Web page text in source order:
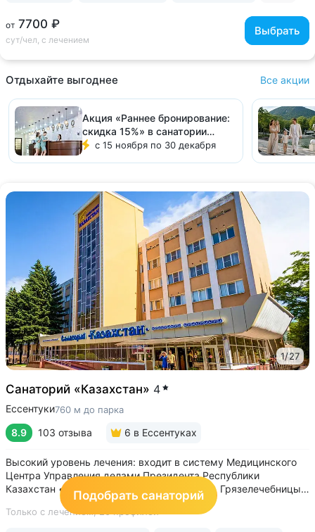
от 7700 ₽
сут/чел, с лечением
Выбрать
Отдыхайте выгоднее Все акции
Акция «Раннее бронирование:
скидка 15%» в санатории
«Солнечный»
с 15 ноября по 30 декабря
1/27
Санаторий «Казахстан» 4
Ессентуки760 м до парка
8.9 103 отзыва 6 в Ессентуках
Высокий уровень лечения: входит в систему Медицинского
Центра Управления делами Президента Республики
Казахстан • 10 минут до Курортного парка, Грязелечебницы
им. Семашко, бювета источников «Ессентуки 4»
и «Ессентуки-Новая» • Санаторий с восточным колоритом
Только с лечением,
Подобрать санаторий